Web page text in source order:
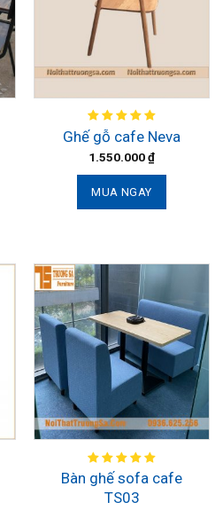
Ghế gỗ cafe Neva
1.550.000₫
MUA NGAY
Bàn ghế sofa cafe
TS03